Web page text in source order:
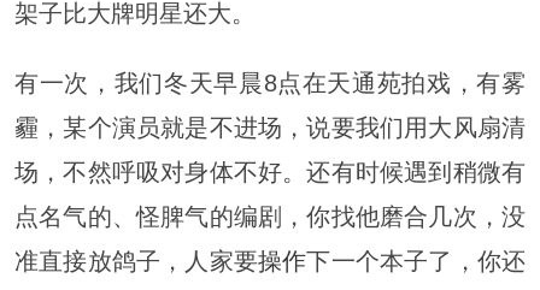
架子比大牌明星还大。
有一次，我们冬天早晨8点在天通苑拍戏，有雾
霾，某个演员就是不进场，说要我们用大风扇清
场，不然呼吸对身体不好。还有时候遇到稍微有
点名气的、怪脾气的编剧，你找他磨合几次，没
准直接放鸽子，人家要操作下一个本子了，你还